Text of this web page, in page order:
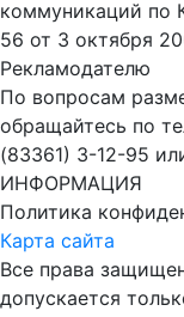
коммуникаций по
56 от 3 октября
Рекламодателю
По вопросам
обращайтесь по
(83361) 3-12-95
ИНФОРМАЦИЯ
Политика
Карта сайта
Все права
допускается